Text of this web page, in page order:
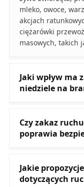
mleko, owoce,
akcjach
ciężarówki
masowych, takich
Jaki wpływ ma
niedziele na
Czy zakaz
poprawia
Jakie
dotyczących